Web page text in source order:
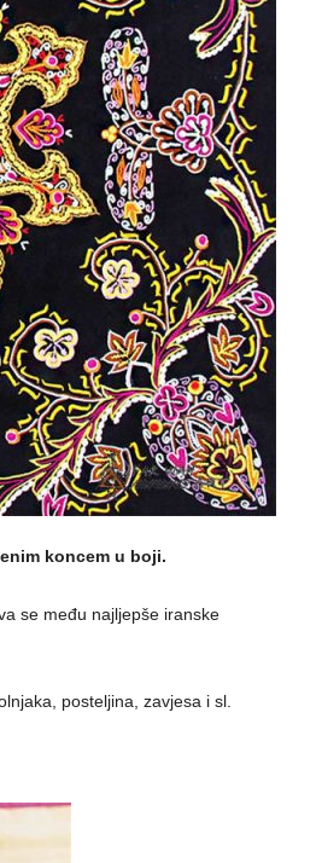
koncem u boji.
se među najljepše iranske
posteljina, zavjesa i sl.